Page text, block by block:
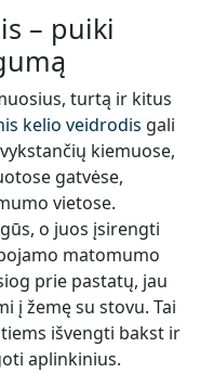
– puiki
turtą ir kitus
kelio veidrodis gali
kiemuose,
gatvėse,
vietose.
o juos įsirengti
matomumo
prie pastatų, jau
į žemę su stovu. Tai
išvengti bakst ir
aplinkinius.